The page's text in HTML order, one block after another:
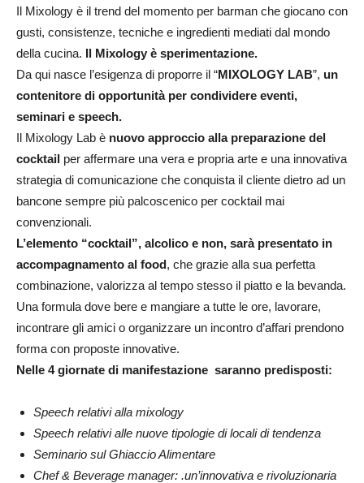
Il Mixology è il trend del momento per barman che giocano con
gusti, consistenze, tecniche e ingredienti mediati dal mondo
della cucina. Il Mixology è sperimentazione.
Da qui nasce l’esigenza di proporre il “MIXOLOGY LAB”, un
contenitore di opportunità per condividere eventi,
seminari e speech.
Il Mixology Lab è nuovo approccio alla preparazione del
cocktail per affermare una vera e propria arte e una innovativa
strategia di comunicazione che conquista il cliente dietro ad un
bancone sempre più palcoscenico per cocktail mai
convenzionali.
L’elemento “cocktail”, alcolico e non, sarà presentato in
accompagnamento al food, che grazie alla sua perfetta
combinazione, valorizza al tempo stesso il piatto e la bevanda.
Una formula dove bere e mangiare a tutte le ore, lavorare,
incontrare gli amici o organizzare un incontro d’affari prendono
forma con proposte innovative.
Nelle 4 giornate di manifestazione saranno predisposti:
Speech relativi alla mixology
Speech relativi alle nuove tipologie di locali di tendenza
Seminario sul Ghiaccio Alimentare
Chef & Beverage manager: .un’innovativa e rivoluzionaria